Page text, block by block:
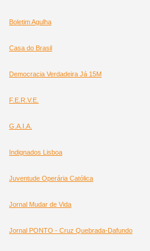
Boletim Agulha
Casa do Brasil
Democracia Verdadeira Já 15M
F.E.R.V.E.
G.A.I.A.
Indignados Lisboa
Juventude Operária Católica
Jornal Mudar de Vida
Jornal PONTO - Cruz Quebrada-Dafundo